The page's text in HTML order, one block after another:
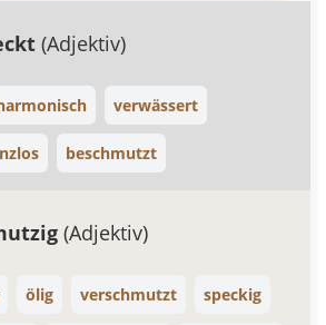
(Adjektiv)
verwässert
beschmutzt
(Adjektiv)
ölig verschmutzt speckig